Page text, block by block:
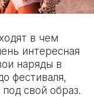
в чем
интересная
наряды в
фестиваля,
свой образ.